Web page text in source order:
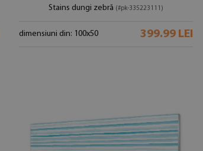
Stains dungi zebră (#pk-335223111)
dimensiuni din: 100x50 399.99 LEI